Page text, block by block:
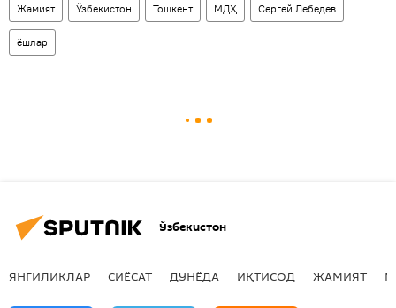
Жамият Ўзбекистон Тошкент МДҲ Сергей Лебедев
ёшлар
Ўзбекистон
ЯНГИЛИКЛАР СИЁСАТ ДУНЁДА ИҚТИСОД ЖАМИЯТ